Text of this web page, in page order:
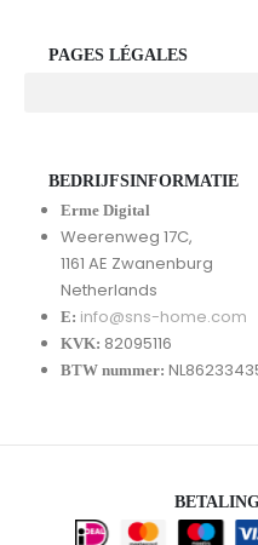
PAGES LÉGALES
BEDRIJFSINFORMATIE
Erme Digital
Weerenweg 17C,
1161 AE Zwanenburg
Netherlands
E: info@sns-home.com
KVK: 82095116
BTW nummer: